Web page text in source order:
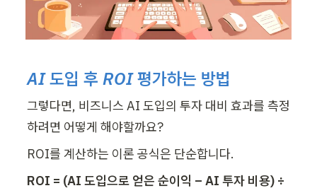
AI 도입 후 ROI 평가하는 방법
그렇다면, 비즈니스 AI 도입의 투자 대비 효과를 측정
하려면 어떻게 해야할까요?
ROI를 계산하는 이론 공식은 단순합니다.
ROI = (AI 도입으로 얻은 순이익 – AI 투자 비용) ÷